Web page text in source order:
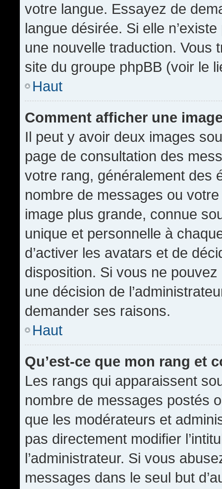
votre langue. Essayez de
langue désirée. Si elle
une nouvelle traduction. Vous
site du groupe phpBB (voir le
Haut
Comment afficher une
Il peut y avoir deux images
page de consultation des
votre rang, généralement des
nombre de messages ou
image plus grande, connue
unique et personnelle à
d’activer les avatars et de
disposition. Si vous ne pouvez
une décision de
demander ses raisons.
Haut
Qu’est-ce que mon rang et
Les rangs qui apparaissent
nombre de messages postés
que les modérateurs et
pas directement modifier
l’administrateur. Si vous
messages dans le seul but